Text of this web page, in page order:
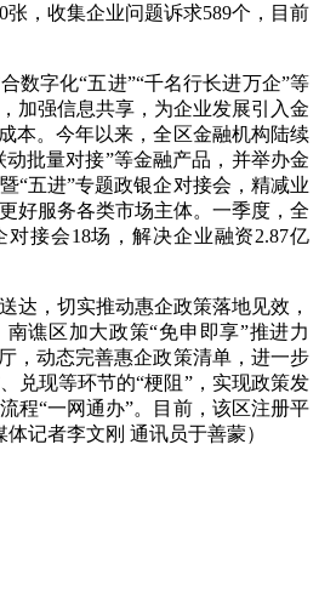
张，收集企业问题诉求589个，目前
数字化“五进”“千名行长进万企”等
加强信息共享，为企业发展引入金
本。今年以来，全区金融机构陆续
动批量对接”等金融产品，并举办金
“五进”专题政银企对接会，精减业
好服务各类市场主体。一季度，全
接会18场，解决企业融资2.87亿
达，切实推动惠企政策落地见效，
谯区加大政策“免申即享”推进力
，动态完善惠企政策清单，进一步
兑现等环节的“梗阻”，实现政策发
程“一网通办”。目前，该区注册平
记者李文刚 通讯员于善蒙）